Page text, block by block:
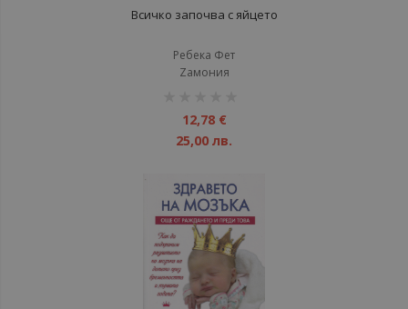
Всичко започва с яйцето
Ребека Фет
Zамония
12,78 €
25,00 лв.